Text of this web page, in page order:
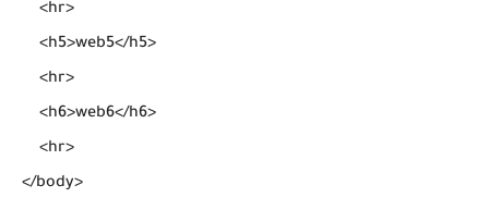
    <hr>
    <h5>web5</h5>
    <hr>
    <h6>web6</h6>
    <hr>